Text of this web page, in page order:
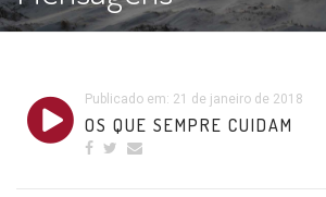
Publicado em: 21 de janeiro de 2018
OS QUE SEMPRE CUIDAM